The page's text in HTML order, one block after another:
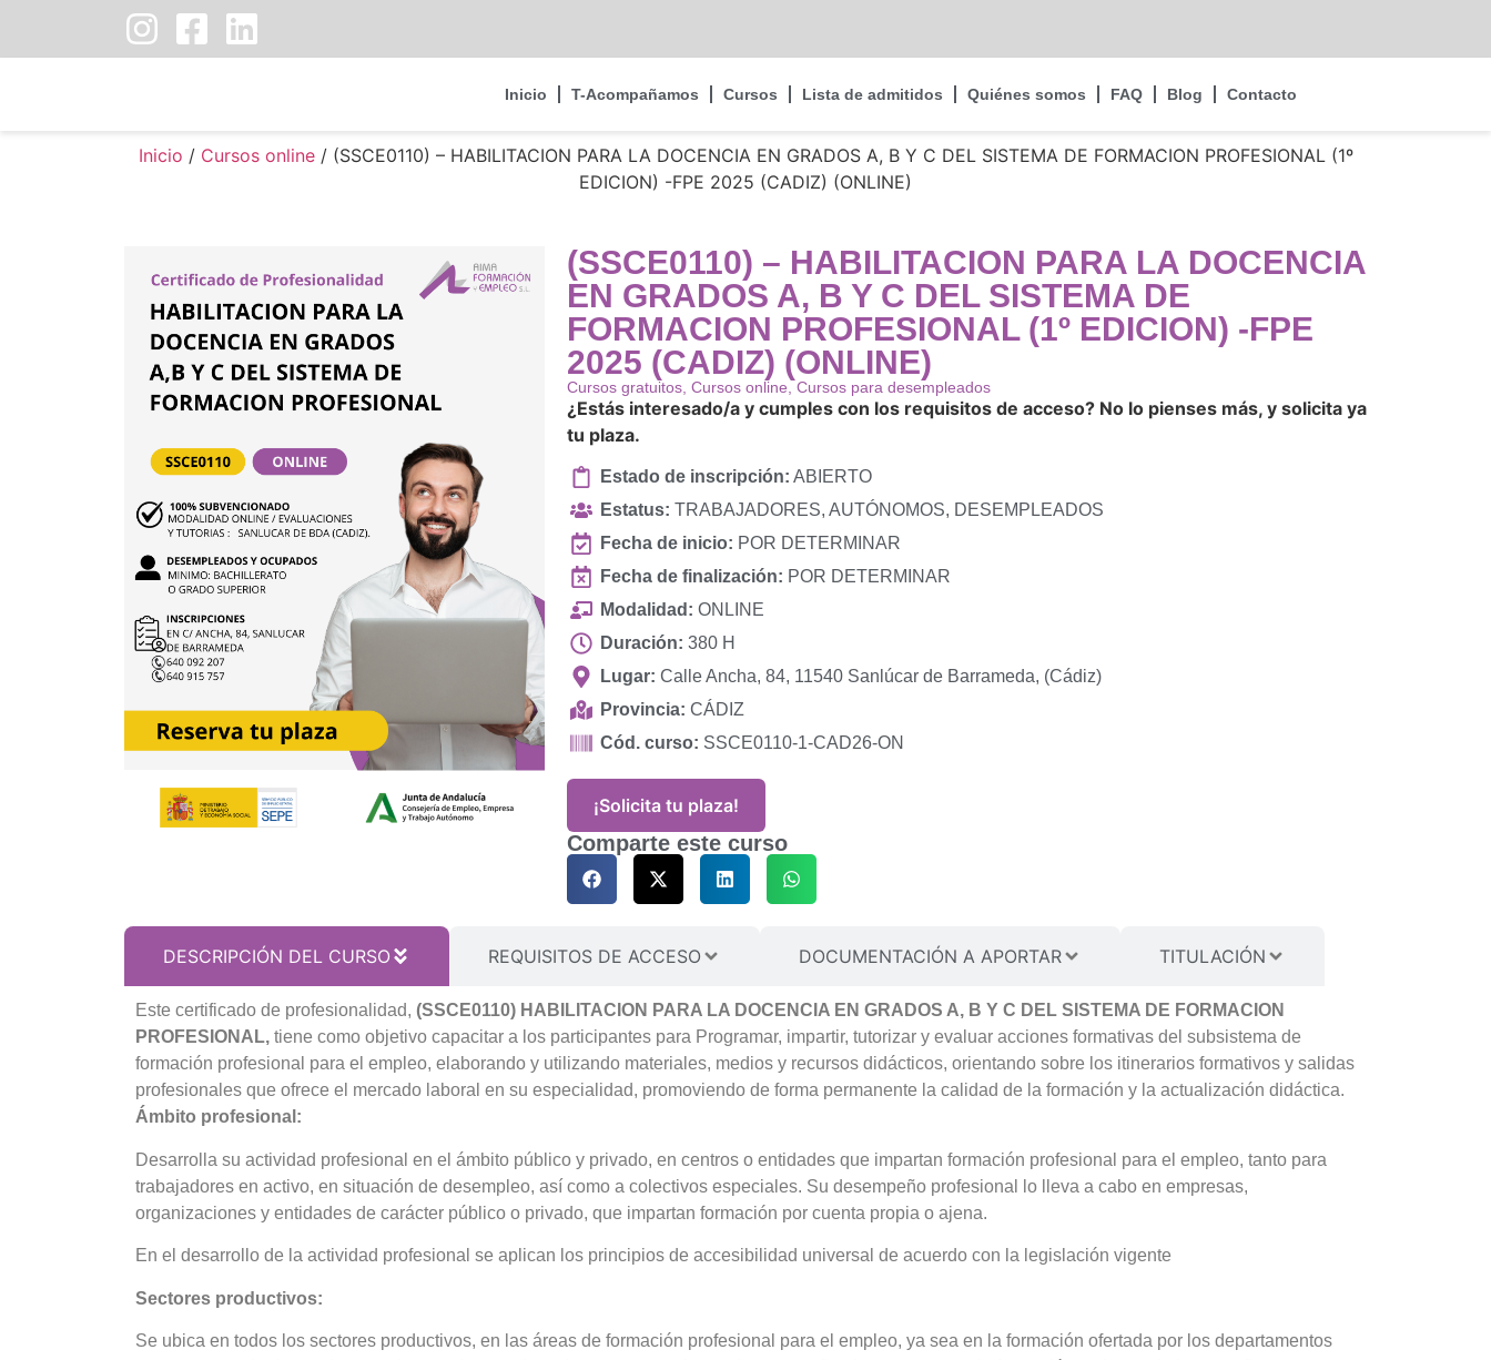
Inicio T-Acompañamos Cursos Lista de admitidos Quiénes somos FAQ Blog Contacto
Inicio / Cursos online/ (SSCE0110) – HABILITACION PARA LA DOCENCIA EN GRADOS A, B Y C DEL SISTEMA DE FORMACION PROFESIONAL (1º
EDICION) -FPE 2025 (CADIZ) (ONLINE)
(SSCE0110) – HABILITACION PARA LA DOCENCIA
EN GRADOS A, B Y C DEL SISTEMA DE
FORMACION PROFESIONAL (1º EDICION) -FPE
2025 (CADIZ) (ONLINE)
Cursos gratuitos Cursos online Cursos para desempleados
¿Estás interesado/a y cumples con los requisitos de acceso? No lo pienses más, y solicita ya
tu plaza.
Estado de inscripción: ABIERTO
Estatus: TRABAJADORES, AUTÓNOMOS, DESEMPLEADOS
Fecha de inicio: POR DETERMINAR
Fecha de finalización: POR DETERMINAR
Modalidad: ONLINE
Duración: 380 H
Lugar: Calle Ancha, 84, 11540 Sanlúcar de Barrameda, (Cádiz)
Provincia: CÁDIZ
Cód. curso: SSCE0110-1-CAD26-ON
¡Solicita tu plaza!
Comparte este curso
DESCRIPCIÓN DEL CURSO REQUISITOS DE ACCESO DOCUMENTACIÓN A APORTAR TITULACIÓN
Este certificado de profesionalidad, (SSCE0110) HABILITACION PARA LA DOCENCIA EN GRADOS A, B Y C DEL SISTEMA DE FORMACION
PROFESIONAL, tiene como objetivo capacitar a los participantes para Programar, impartir, tutorizar y evaluar acciones formativas del subsistema de
formación profesional para el empleo, elaborando y utilizando materiales, medios y recursos didácticos, orientando sobre los itinerarios formativos y salidas
profesionales que ofrece el mercado laboral en su especialidad, promoviendo de forma permanente la calidad de la formación y la actualización didáctica.
Ámbito profesional:
Desarrolla su actividad profesional en el ámbito público y privado, en centros o entidades que impartan formación profesional para el empleo, tanto para
trabajadores en activo, en situación de desempleo, así como a colectivos especiales. Su desempeño profesional lo lleva a cabo en empresas,
organizaciones y entidades de carácter público o privado, que impartan formación por cuenta propia o ajena.
En el desarrollo de la actividad profesional se aplican los principios de accesibilidad universal de acuerdo con la legislación vigente
Sectores productivos:
Se ubica en todos los sectores productivos, en las áreas de formación profesional para el empleo, ya sea en la formación ofertada por los departamentos